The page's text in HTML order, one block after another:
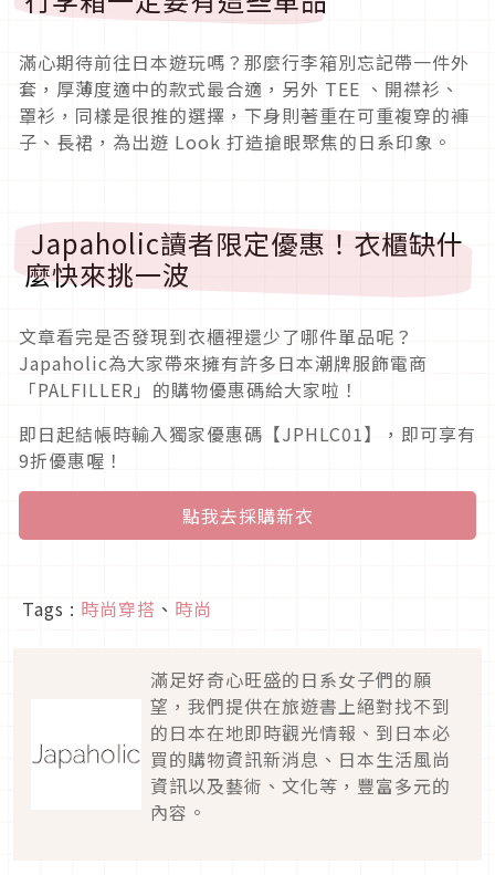
滿心期待前往日本遊玩嗎？那麼行李箱別忘記帶一件外
套，厚薄度適中的款式最合適，另外 TEE 、開襟衫、
罩衫，同樣是很推的選擇，下身則著重在可重複穿的褲
子、長裙，為出遊 Look 打造搶眼聚焦的日系印象。
Japaholic讀者限定優惠！衣櫃缺什
麼快來挑一波
文章看完是否發現到衣櫃裡還少了哪件單品呢？
Japaholic為大家帶來擁有許多日本潮牌服飾電商
「PALFILLER」的購物優惠碼給大家啦！
即日起結帳時輸入獨家優惠碼【JPHLC01】，即可享有
9折優惠喔！
點我去採購新衣
Tags : 時尚穿搭 、 時尚
滿足好奇心旺盛的日系女子們的願
望，我們提供在旅遊書上絕對找不到
的日本在地即時觀光情報、到日本必
買的購物資訊新消息、日本生活風尚
資訊以及藝術、文化等，豐富多元的
內容。